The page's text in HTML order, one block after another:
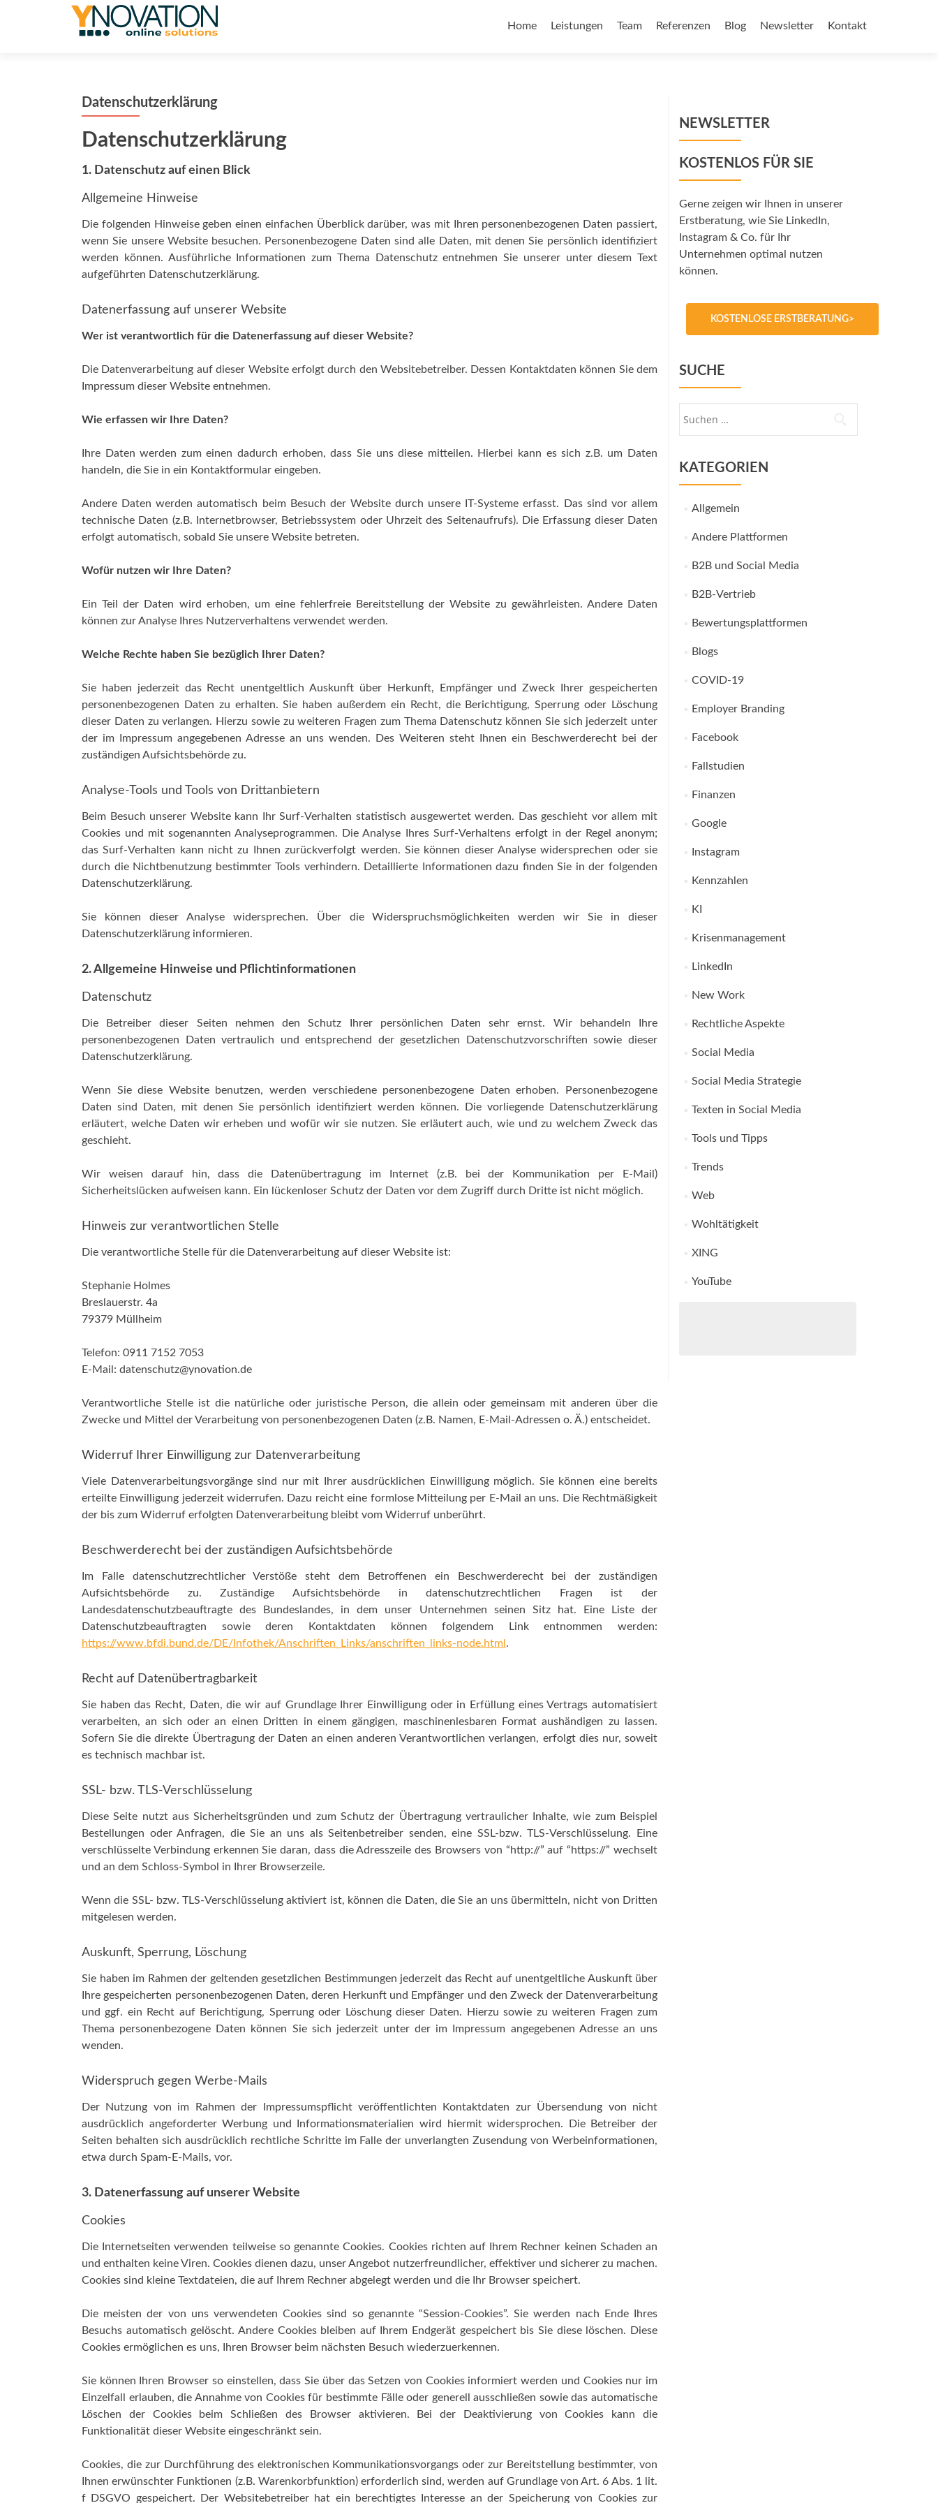
Home Leistungen Team Referenzen Blog Newsletter Kontakt
Datenschutzerklärung
Datenschutzerklärung
1. Datenschutz auf einen Blick
Allgemeine Hinweise
Die folgenden Hinweise geben einen einfachen Überblick darüber, was mit Ihren personenbezogenen Daten passiert,
wenn Sie unsere Website besuchen. Personenbezogene Daten sind alle Daten, mit denen Sie persönlich identifiziert
werden können. Ausführliche Informationen zum Thema Datenschutz entnehmen Sie unserer unter diesem Text
aufgeführten Datenschutzerklärung.
Datenerfassung auf unserer Website
Wer ist verantwortlich für die Datenerfassung auf dieser Website?
Die Datenverarbeitung auf dieser Website erfolgt durch den Websitebetreiber. Dessen Kontaktdaten können Sie dem
Impressum dieser Website entnehmen.
Wie erfassen wir Ihre Daten?
Ihre Daten werden zum einen dadurch erhoben, dass Sie uns diese mitteilen. Hierbei kann es sich z.B. um Daten
handeln, die Sie in ein Kontaktformular eingeben.
Andere Daten werden automatisch beim Besuch der Website durch unsere IT-Systeme erfasst. Das sind vor allem
technische Daten (z.B. Internetbrowser, Betriebssystem oder Uhrzeit des Seitenaufrufs). Die Erfassung dieser Daten
erfolgt automatisch, sobald Sie unsere Website betreten.
Wofür nutzen wir Ihre Daten?
Ein Teil der Daten wird erhoben, um eine fehlerfreie Bereitstellung der Website zu gewährleisten. Andere Daten
können zur Analyse Ihres Nutzerverhaltens verwendet werden.
Welche Rechte haben Sie bezüglich Ihrer Daten?
Sie haben jederzeit das Recht unentgeltlich Auskunft über Herkunft, Empfänger und Zweck Ihrer gespeicherten
personenbezogenen Daten zu erhalten. Sie haben außerdem ein Recht, die Berichtigung, Sperrung oder Löschung
dieser Daten zu verlangen. Hierzu sowie zu weiteren Fragen zum Thema Datenschutz können Sie sich jederzeit unter
der im Impressum angegebenen Adresse an uns wenden. Des Weiteren steht Ihnen ein Beschwerderecht bei der
zuständigen Aufsichtsbehörde zu.
Analyse-Tools und Tools von Drittanbietern
Beim Besuch unserer Website kann Ihr Surf-Verhalten statistisch ausgewertet werden. Das geschieht vor allem mit
Cookies und mit sogenannten Analyseprogrammen. Die Analyse Ihres Surf-Verhaltens erfolgt in der Regel anonym;
das Surf-Verhalten kann nicht zu Ihnen zurückverfolgt werden. Sie können dieser Analyse widersprechen oder sie
durch die Nichtbenutzung bestimmter Tools verhindern. Detaillierte Informationen dazu finden Sie in der folgenden
Datenschutzerklärung.
Sie können dieser Analyse widersprechen. Über die Widerspruchsmöglichkeiten werden wir Sie in dieser
Datenschutzerklärung informieren.
2. Allgemeine Hinweise und Pflichtinformationen
Datenschutz
Die Betreiber dieser Seiten nehmen den Schutz Ihrer persönlichen Daten sehr ernst. Wir behandeln Ihre
personenbezogenen Daten vertraulich und entsprechend der gesetzlichen Datenschutzvorschriften sowie dieser
Datenschutzerklärung.
Wenn Sie diese Website benutzen, werden verschiedene personenbezogene Daten erhoben. Personenbezogene
Daten sind Daten, mit denen Sie persönlich identifiziert werden können. Die vorliegende Datenschutzerklärung
erläutert, welche Daten wir erheben und wofür wir sie nutzen. Sie erläutert auch, wie und zu welchem Zweck das
geschieht.
Wir weisen darauf hin, dass die Datenübertragung im Internet (z.B. bei der Kommunikation per E-Mail)
Sicherheitslücken aufweisen kann. Ein lückenloser Schutz der Daten vor dem Zugriff durch Dritte ist nicht möglich.
Hinweis zur verantwortlichen Stelle
Die verantwortliche Stelle für die Datenverarbeitung auf dieser Website ist:
Stephanie Holmes
Breslauerstr. 4a
79379 Müllheim
Telefon: 0911 7152 7053
E-Mail: datenschutz@ynovation.de
Verantwortliche Stelle ist die natürliche oder juristische Person, die allein oder gemeinsam mit anderen über die
Zwecke und Mittel der Verarbeitung von personenbezogenen Daten (z.B. Namen, E-Mail-Adressen o. Ä.) entscheidet.
Widerruf Ihrer Einwilligung zur Datenverarbeitung
Viele Datenverarbeitungsvorgänge sind nur mit Ihrer ausdrücklichen Einwilligung möglich. Sie können eine bereits
erteilte Einwilligung jederzeit widerrufen. Dazu reicht eine formlose Mitteilung per E-Mail an uns. Die Rechtmäßigkeit
der bis zum Widerruf erfolgten Datenverarbeitung bleibt vom Widerruf unberührt.
Beschwerderecht bei der zuständigen Aufsichtsbehörde
Im Falle datenschutzrechtlicher Verstöße steht dem Betroffenen ein Beschwerderecht bei der zuständigen
Aufsichtsbehörde zu. Zuständige Aufsichtsbehörde in datenschutzrechtlichen Fragen ist der
Landesdatenschutzbeauftragte des Bundeslandes, in dem unser Unternehmen seinen Sitz hat. Eine Liste der
Datenschutzbeauftragten sowie deren Kontaktdaten können folgendem Link entnommen werden:
https://www.bfdi.bund.de/DE/Infothek/Anschriften_Links/anschriften_links-node.html .
Recht auf Datenübertragbarkeit
Sie haben das Recht, Daten, die wir auf Grundlage Ihrer Einwilligung oder in Erfüllung eines Vertrags automatisiert
verarbeiten, an sich oder an einen Dritten in einem gängigen, maschinenlesbaren Format aushändigen zu lassen.
Sofern Sie die direkte Übertragung der Daten an einen anderen Verantwortlichen verlangen, erfolgt dies nur, soweit
es technisch machbar ist.
SSL- bzw. TLS-Verschlüsselung
Diese Seite nutzt aus Sicherheitsgründen und zum Schutz der Übertragung vertraulicher Inhalte, wie zum Beispiel
Bestellungen oder Anfragen, die Sie an uns als Seitenbetreiber senden, eine SSL-bzw. TLS-Verschlüsselung. Eine
verschlüsselte Verbindung erkennen Sie daran, dass die Adresszeile des Browsers von “http://” auf “https://” wechselt
und an dem Schloss-Symbol in Ihrer Browserzeile.
Wenn die SSL- bzw. TLS-Verschlüsselung aktiviert ist, können die Daten, die Sie an uns übermitteln, nicht von Dritten
mitgelesen werden.
Auskunft, Sperrung, Löschung
Sie haben im Rahmen der geltenden gesetzlichen Bestimmungen jederzeit das Recht auf unentgeltliche Auskunft über
Ihre gespeicherten personenbezogenen Daten, deren Herkunft und Empfänger und den Zweck der Datenverarbeitung
und ggf. ein Recht auf Berichtigung, Sperrung oder Löschung dieser Daten. Hierzu sowie zu weiteren Fragen zum
Thema personenbezogene Daten können Sie sich jederzeit unter der im Impressum angegebenen Adresse an uns
wenden.
Widerspruch gegen Werbe-Mails
Der Nutzung von im Rahmen der Impressumspflicht veröffentlichten Kontaktdaten zur Übersendung von nicht
ausdrücklich angeforderter Werbung und Informationsmaterialien wird hiermit widersprochen. Die Betreiber der
Seiten behalten sich ausdrücklich rechtliche Schritte im Falle der unverlangten Zusendung von Werbeinformationen,
etwa durch Spam-E-Mails, vor.
3. Datenerfassung auf unserer Website
Cookies
Die Internetseiten verwenden teilweise so genannte Cookies. Cookies richten auf Ihrem Rechner keinen Schaden an
und enthalten keine Viren. Cookies dienen dazu, unser Angebot nutzerfreundlicher, effektiver und sicherer zu machen.
Cookies sind kleine Textdateien, die auf Ihrem Rechner abgelegt werden und die Ihr Browser speichert.
Die meisten der von uns verwendeten Cookies sind so genannte “Session-Cookies”. Sie werden nach Ende Ihres
Besuchs automatisch gelöscht. Andere Cookies bleiben auf Ihrem Endgerät gespeichert bis Sie diese löschen. Diese
Cookies ermöglichen es uns, Ihren Browser beim nächsten Besuch wiederzuerkennen.
Sie können Ihren Browser so einstellen, dass Sie über das Setzen von Cookies informiert werden und Cookies nur im
Einzelfall erlauben, die Annahme von Cookies für bestimmte Fälle oder generell ausschließen sowie das automatische
Löschen der Cookies beim Schließen des Browser aktivieren. Bei der Deaktivierung von Cookies kann die
Funktionalität dieser Website eingeschränkt sein.
Cookies, die zur Durchführung des elektronischen Kommunikationsvorgangs oder zur Bereitstellung bestimmter, von
Ihnen erwünschter Funktionen (z.B. Warenkorbfunktion) erforderlich sind, werden auf Grundlage von Art. 6 Abs. 1 lit.
f DSGVO gespeichert. Der Websitebetreiber hat ein berechtigtes Interesse an der Speicherung von Cookies zur
NEWSLETTER
KOSTENLOS FÜR SIE
Gerne zeigen wir Ihnen in unserer
Erstberatung, wie Sie LinkedIn,
Instagram & Co. für Ihr
Unternehmen optimal nutzen
können.
KOSTENLOSE ERSTBERATUNG>
SUCHE
KATEGORIEN
Allgemein
Andere Plattformen
B2B und Social Media
B2B-Vertrieb
Bewertungsplattformen
Blogs
COVID-19
Employer Branding
Facebook
Fallstudien
Finanzen
Google
Instagram
Kennzahlen
KI
Krisenmanagement
LinkedIn
New Work
Rechtliche Aspekte
Social Media
Social Media Strategie
Texten in Social Media
Tools und Tipps
Trends
Web
Wohltätigkeit
XING
YouTube